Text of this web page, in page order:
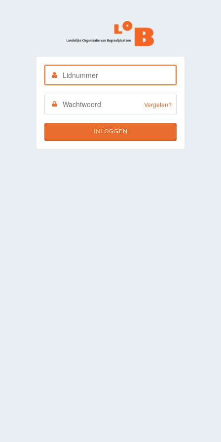
Vergeten?
INLOGGEN